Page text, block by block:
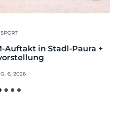
SPORT
Auftakt in Stadl-Paura +
6, 2026